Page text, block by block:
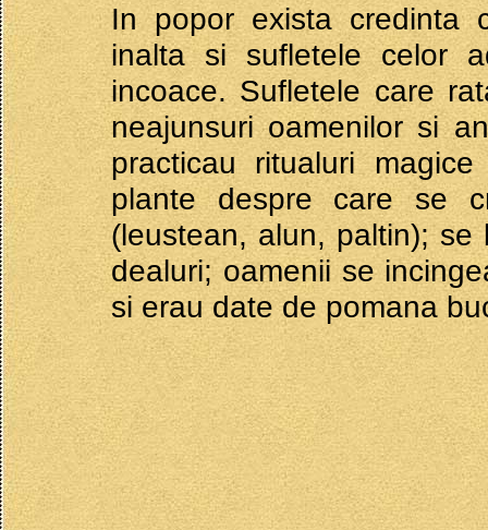
In popor exista credinta
inalta si sufletele celor
incoace. Sufletele care
neajunsuri oamenilor si
practicau ritualuri
plante despre care se
(leustean, alun, paltin); se
dealuri; oamenii se
si erau date de pomana